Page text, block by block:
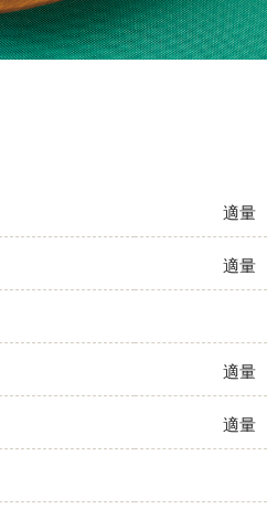
適量
適量
適量
適量